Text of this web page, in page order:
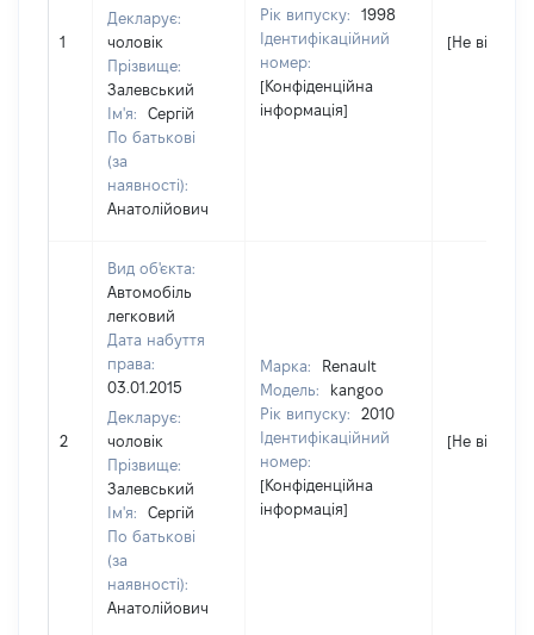
1
Декларує:
чоловік
Прізвище:
Залевський
Ім'я:
Сергій
По батькові
(за
наявності):
Анатолійович
Рік випуску:
1998
Ідентифікаційний
номер:
[Конфіденційна
інформація]
[Не відомо]
2
Вид об'єкта:
Автомобіль
легковий
Дата набуття
права:
03.01.2015
Декларує:
чоловік
Прізвище:
Залевський
Ім'я:
Сергій
По батькові
(за
наявності):
Анатолійович
Марка:
Renault
Модель:
kangoo
Рік випуску:
2010
Ідентифікаційний
номер:
[Конфіденційна
інформація]
[Не відомо]